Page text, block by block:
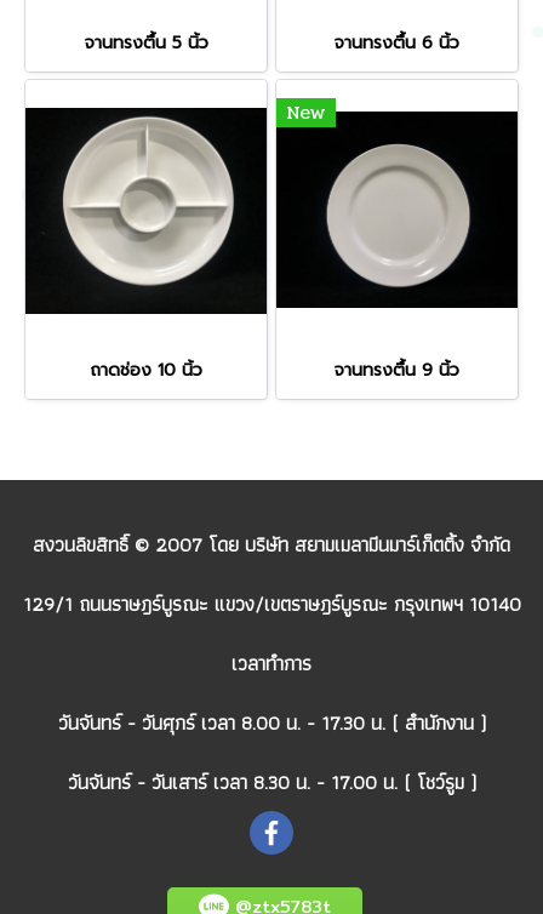
จานทรงตื้น 5 นิ้ว จานทรงตื้น 6 นิ้ว
ถาดช่อง 10 นิ้ว
New
จานทรงตื้น 9 นิ้ว
สงวนลิขสิทธิ์ © 2007 โดย บริษัท สยามเมลามีนมาร์เก็ตติ้ง จำกัด
129/1 ถนนราษฎร์บูรณะ แขวง/เขตราษฎร์บูรณะ กรุงเทพฯ 10140
เวลาทำการ
วันจันทร์ - วันศุกร์ เวลา 8.00 น. - 17.30 น. ( สำนักงาน )
วันจันทร์ - วันเสาร์ เวลา 8.30 น. - 17.00 น. ( โชว์รูม )
@ztx5783t